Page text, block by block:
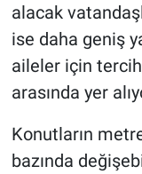
alacak
ise daha geniş
aileler için
arasında yer
Konutların
bazında